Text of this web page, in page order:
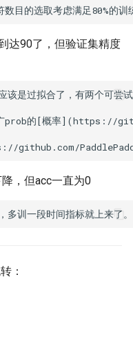
达90了，但验证集精度
该是过拟合了，有两个可尝
增广prob的[概率
，但acc一直为0
：